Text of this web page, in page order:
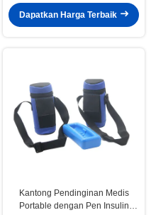
Pendingin
Dapatkan Harga Terbaik
Kantong Pendinginan Medis
Portable dengan Pen Insulin